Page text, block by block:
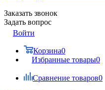
Заказать звонок
Задать вопрос
Войти
Корзина0
Избранные товары0
Сравнение товаров0